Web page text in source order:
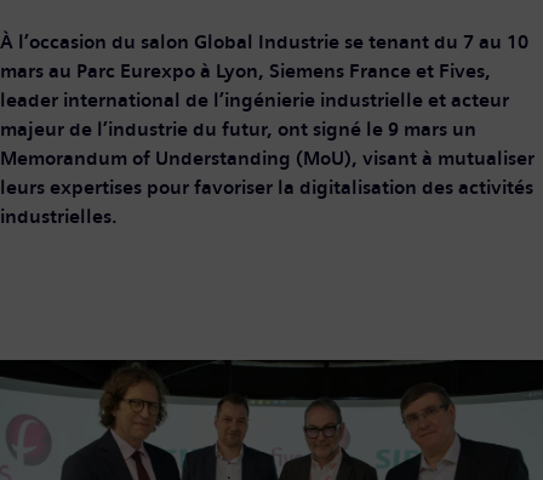
À l’occasion du salon Global Industrie se tenant du 7 au 10
mars au Parc Eurexpo à Lyon, Siemens France et Fives,
leader international de l’ingénierie industrielle et acteur
majeur de l’industrie du futur, ont signé le 9 mars un
Memorandum of Understanding (MoU), visant à mutualiser
leurs expertises pour favoriser la digitalisation des activités
industrielles.